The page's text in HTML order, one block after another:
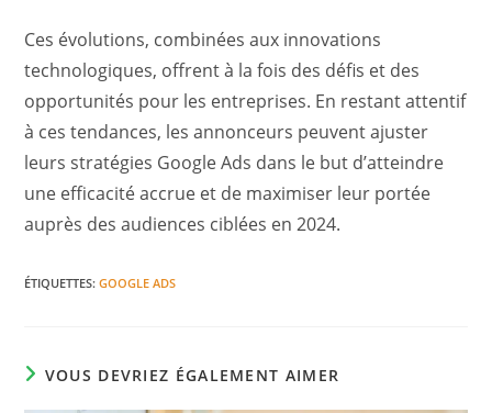
Ces évolutions, combinées aux innovations
technologiques, offrent à la fois des défis et des
opportunités pour les entreprises. En restant attentif
à ces tendances, les annonceurs peuvent ajuster
leurs stratégies Google Ads dans le but d’atteindre
une efficacité accrue et de maximiser leur portée
auprès des audiences ciblées en 2024.
ÉTIQUETTES:GOOGLE ADS
VOUS DEVRIEZ ÉGALEMENT AIMER